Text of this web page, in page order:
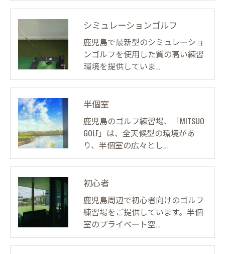
シミュレーションゴルフ
鹿児島で最新型のシミュレーショ
ンゴルフを使用した質の高い練習
環境を提供していま…
半個室
鹿児島のゴルフ練習場、「MITSUO
GOLF」は、全天候型の環境があ
り、半個室の広々とし…
初心者
鹿児島周辺で初心者向けのゴルフ
練習場をご提供しています。半個
室のプライベート空…